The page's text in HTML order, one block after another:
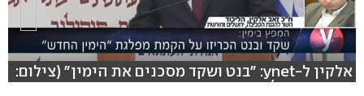
אלקין ל-ynet: "בנט ושקד מסכנים את הימין" (צילום:
רן דיקשטיין)